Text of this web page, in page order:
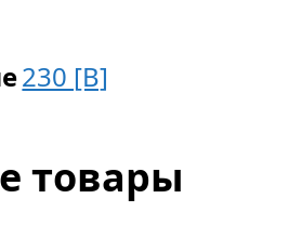
230 [В]
товары